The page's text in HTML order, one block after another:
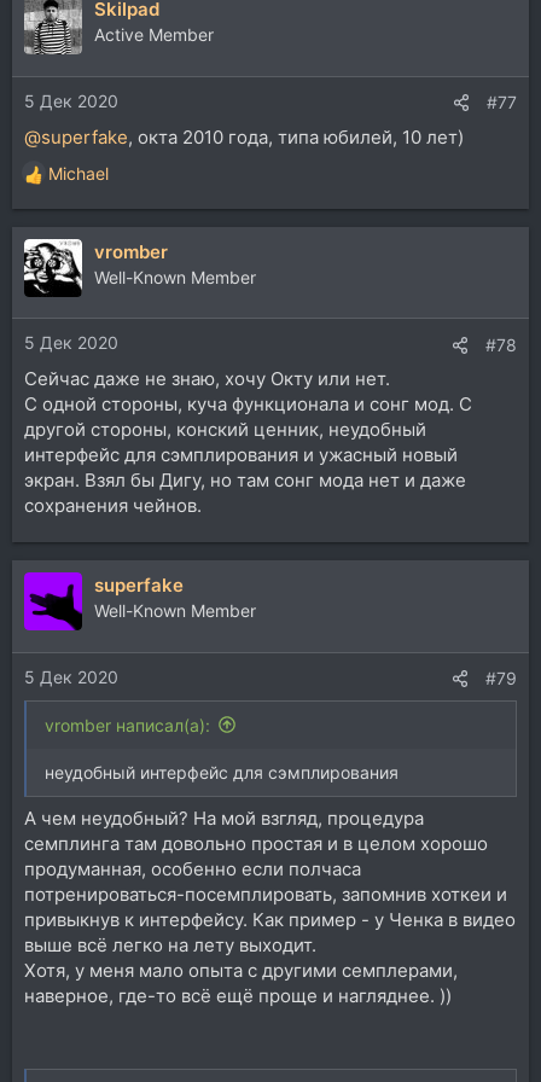
к
ц
и
и
:
Skilpad
Active Member
5 Дек 2020 #77
@superfake, окта 2010 года, типа юбилей, 10 лет)
Р
е
а
к
ц
и
и
:
Michael
vromber
Well-Known Member
5 Дек 2020 #78
Сейчас даже не знаю, хочу Окту или нет.
С одной стороны, куча функционала и сонг мод. С
другой стороны, конский ценник, неудобный
интерфейс для сэмплирования и ужасный новый
экран. Взял бы Дигу, но там сонг мода нет и даже
сохранения чейнов.
superfake
Well-Known Member
5 Дек 2020 #79
vromber написал(а):
неудобный интерфейс для сэмплирования
А чем неудобный? На мой взгляд, процедура
семплинга там довольно простая и в целом хорошо
продуманная, особенно если полчаса
потренироваться-посемплировать, запомнив хоткеи и
привыкнув к интерфейсу. Как пример - у Ченка в видео
выше всё легко на лету выходит.
Хотя, у меня мало опыта с другими семплерами,
наверное, где-то всё ещё проще и нагляднее. ))